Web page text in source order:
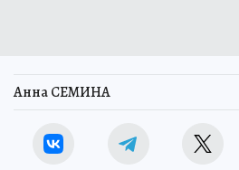
Анна СЕМИНА